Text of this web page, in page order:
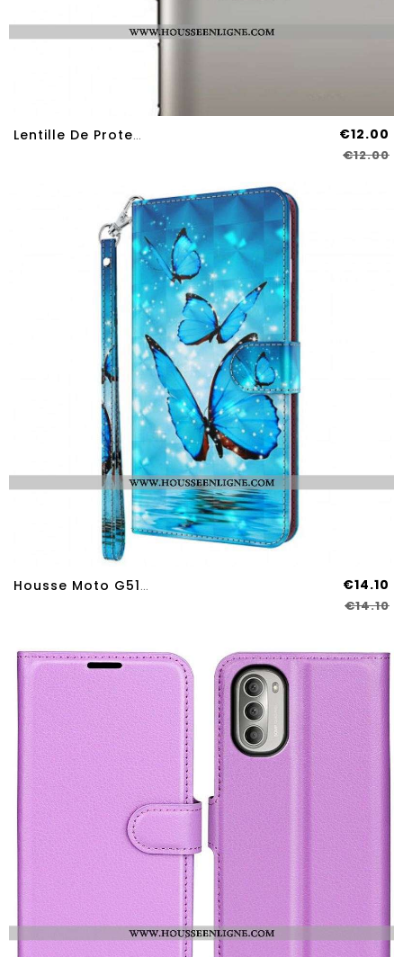
Lentille De Protection En Verre Trempé Pour Moto G51 5G €12.00
€12.00
Housse Moto G51 5G Papillons Bleus Volants €14.10
€14.10